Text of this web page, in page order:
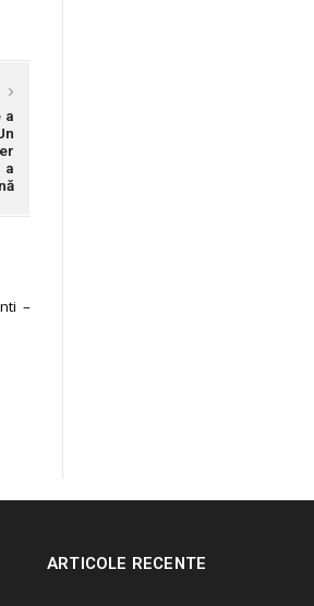
a
a
–
ARTICOLE RECENTE